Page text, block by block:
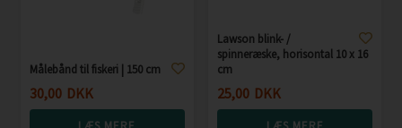
Målebånd til fiskeri | 150 cm
30,00 DKK
Lawson blink- /
spinneræske, horisontal 10 x 16
cm
25,00 DKK